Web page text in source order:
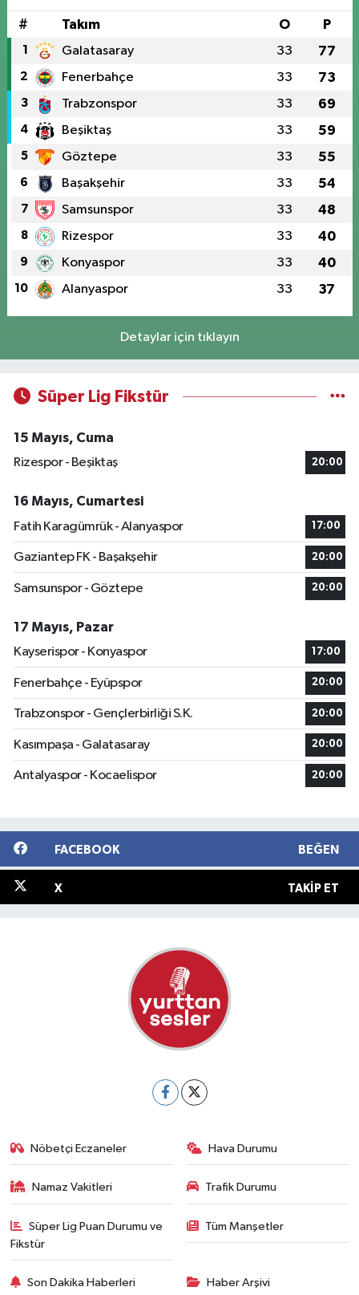
# Takım O P
1 Galatasaray 33 77
2 Fenerbahçe 33 73
3 Trabzonspor 33 69
4 Beşiktaş 33 59
5 Göztepe 33 55
6 Başakşehir 33 54
7 Samsunspor 33 48
8 Rizespor 33 40
9 Konyaspor 33 40
10 Alanyaspor 33 37
Detaylar için tıklayın
Süper Lig Fikstür
15 Mayıs, Cuma
Rizespor - Beşiktaş
20:00
16 Mayıs, Cumartesi
Fatih Karagümrük - Alanyaspor
17:00
Gaziantep FK - Başakşehir 20:00
Samsunspor - Göztepe 20:00
17 Mayıs, Pazar
Kayserispor - Konyaspor
17:00
Fenerbahçe - Eyüpspor 20:00
Trabzonspor - Gençlerbirliği S.K. 20:00
Kasımpaşa - Galatasaray 20:00
Antalyaspor - Kocaelispor 20:00
FACEBOOK BEĞEN
X TAKIP ET
Nöbetçi Eczaneler Hava Durumu
Namaz Vakitleri Trafik Durumu
Süper Lig Puan Durumu ve
Fikstür
Tüm Manşetler
Son Dakika Haberleri Haber Arşivi